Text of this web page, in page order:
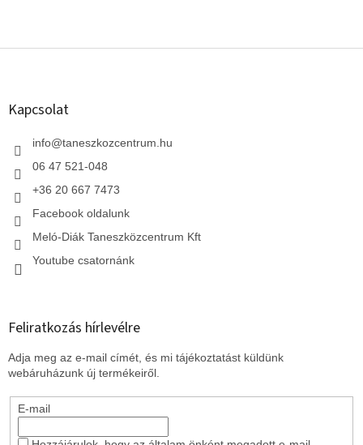
L
Kapcsolat
info@taneszkozcentrum.hu
06 47 521-048
+36 20 667 7473
Facebook oldalunk
Meló-Diák Taneszközcentrum Kft
Youtube csatornánk
Feliratkozás hírlevélre
Adja meg az e-mail címét, és mi tájékoztatást küldünk
webáruházunk új termékeiről.
E-mail